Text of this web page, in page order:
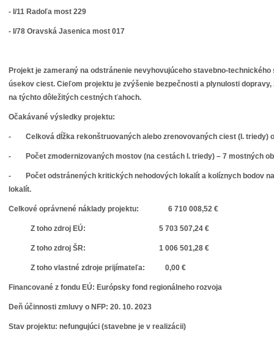
- I/11 Radoľa most 229
- I/78 Oravská Jasenica most 017
Projekt je zameraný na odstránenie nevyhovujúceho stavebno-
úsekov ciest. Cieľom projektu je zvýšenie bezpečnosti a plynulosti
na týchto dôležitých cestných ťahoch.
Očakávané výsledky projektu:
- Celková dĺžka rekonštruovaných alebo zrenovovaných ciest (I. triedy) o
- Počet zmodernizovaných mostov (na cestách I. triedy) – 7 mostných
- Počet odstránených kritických nehodových lokalít a kolíznych bodov na
lokalít.
Celkové oprávnené náklady projektu: 6 710 008,52 €
Z toho zdroj EÚ: 5 703 507,24 €
Z toho zdroj ŠR: 1 006
Z toho vlastné zdroje prijímateľa: 0,00 €
Financované z fondu EÚ: Európsky fond regionálneho rozvoja
Deň účinnosti zmluvy o NFP: 20. 10. 2023
Stav projektu: nefungujúci (stavebne je v realizácii)